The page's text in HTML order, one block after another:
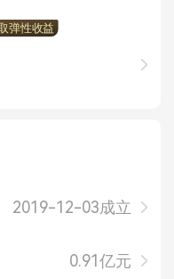
弹性收益
2019-12-03成立
0.91亿元